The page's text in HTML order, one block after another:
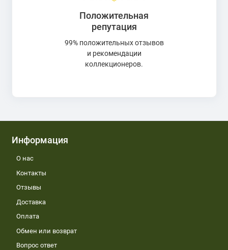
Положительная
репутация
99% положительных отзывов
и рекомендации
коллекционеров.
Информация
О нас
Контакты
Отзывы
Доставка
Оплата
Обмен или возврат
Вопрос ответ